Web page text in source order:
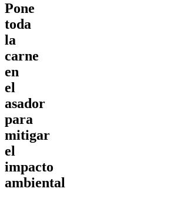
Pone
toda
la
carne
en
el
asador
para
mitigar
el
impacto
ambiental